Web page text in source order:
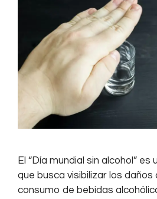
El “Día mundial sin alcohol”
que busca visibilizar los daños
consumo de bebidas